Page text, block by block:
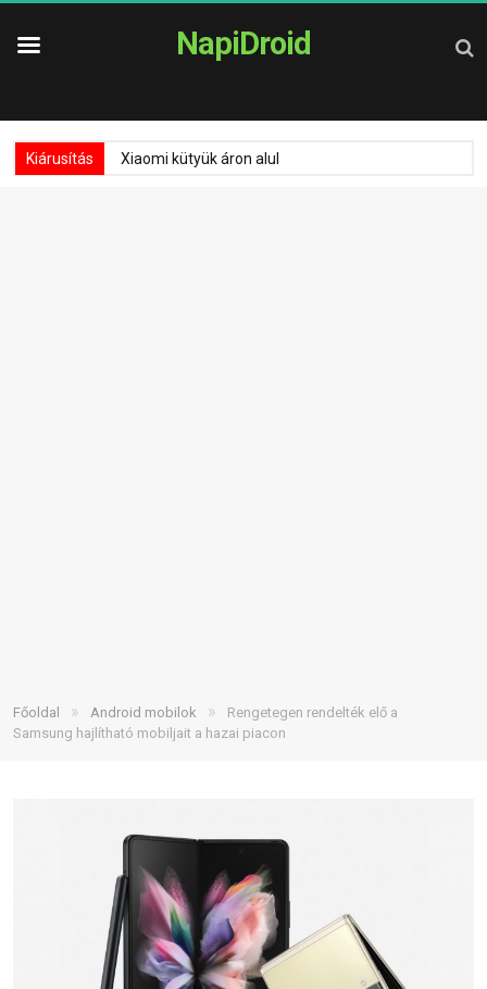
NapiDroid
Kiárusítás Xiaomi kütyük áron alul
Főoldal » Android mobilok »
Rengetegen rendelték elő a
Samsung hajlítható mobiljait a hazai piacon